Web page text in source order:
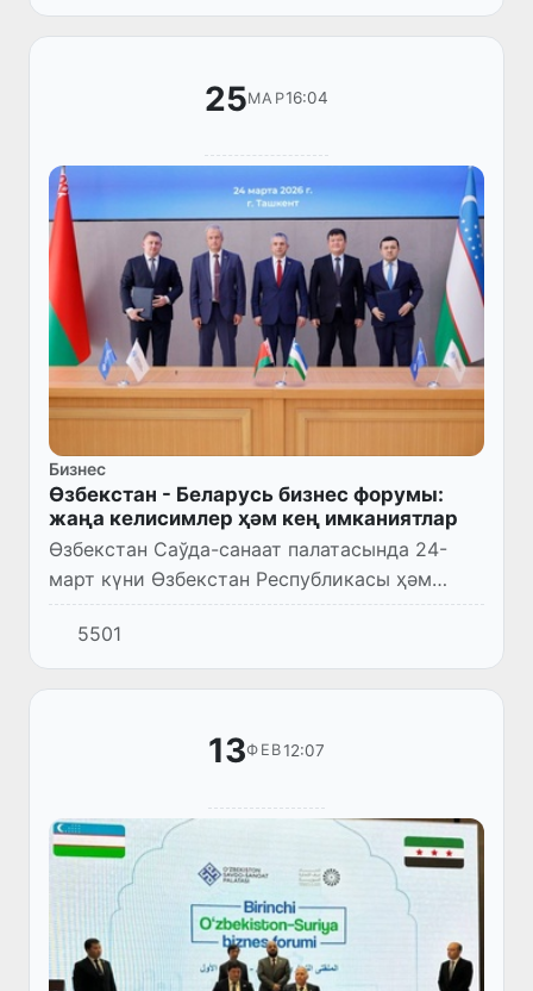
министрлиги шөлкемлестириўшилик...
25МАР16:04
Бизнес
Өзбекстан - Беларусь бизнес форумы:
жаңа келисимлер ҳәм кең имканиятлар
Өзбекстан Саўда-санаат палатасында 24-
март күни Өзбекстан Республикасы ҳәм
Беларусь Республикасының Гомель ўәлаяты
исбилермен топарларының қатнасыўында
бизнес-форум болып өтти.
5501
13ФЕВ12:07